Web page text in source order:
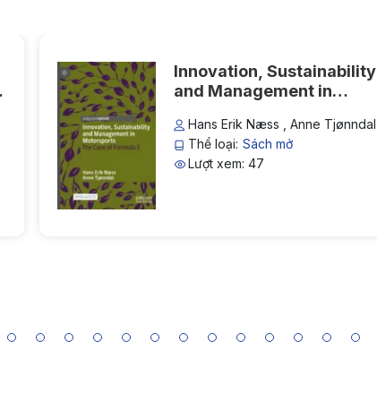
Innovation, Sustainability
and Management in
Formula E
Hans Erik Næss , Anne Tjønndal
Thể loại: Sách mở
Lượt xem: 47